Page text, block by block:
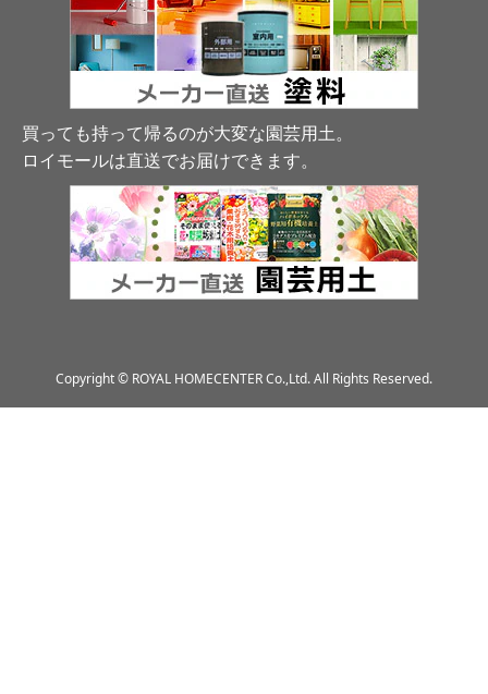
買っても持って帰るのが大変な園芸用土。
ロイモールは直送でお届けできます。
Copyright © ROYAL HOMECENTER Co.,Ltd. All Rights Reserved.